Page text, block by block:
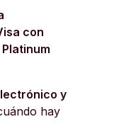
con
y
hay